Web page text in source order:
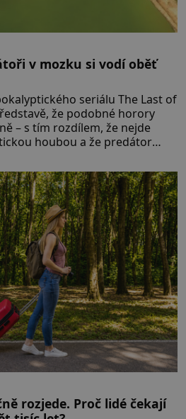
v mozku si vodí oběť
seriálu The Last of
že podobné horory
– s tím rozdílem, že nejde
houbou a že predátor
Najít skutečné zombie není nic
rozjede. Proč lidé čekají